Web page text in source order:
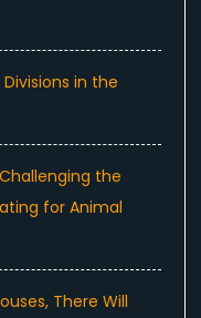
in the
the
for Animal
There Will